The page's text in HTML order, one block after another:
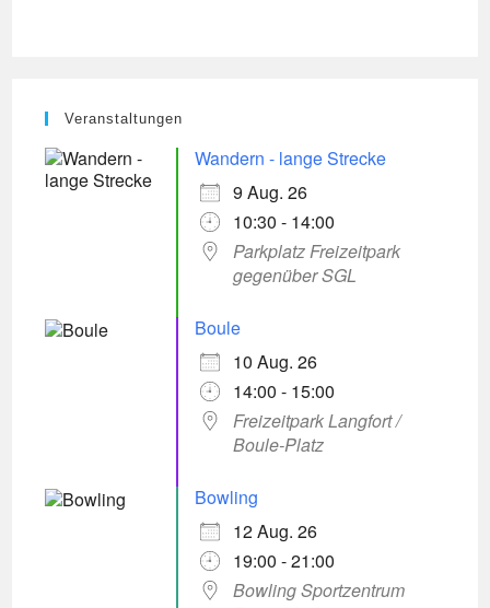
Veranstaltungen
Wandern - lange Strecke
9 Aug. 26
10:30 - 14:00
Parkplatz Freizeitpark
gegenüber SGL
Boule
10 Aug. 26
14:00 - 15:00
Freizeitpark Langfort /
Boule-Platz
Bowling
12 Aug. 26
19:00 - 21:00
Bowling Sportzentrum